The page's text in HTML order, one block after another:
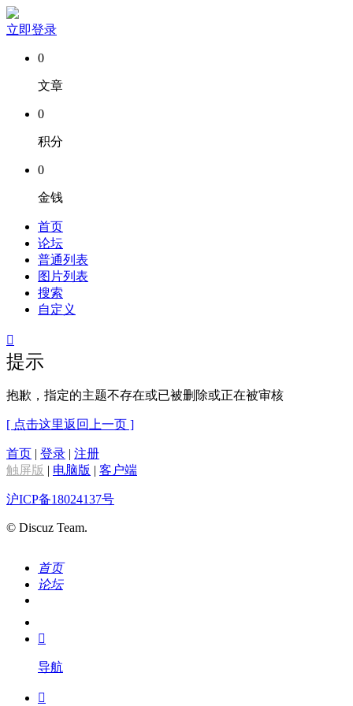
立即登录
0
文章
0
积分
0
金钱
首页
论坛
普通列表
图片列表
搜索
自定义

提示
抱歉，指定的主题不存在或已被删除或正在被审核
[ 点击这里返回上一页 ]
首页 | 登录 | 注册
触屏版 | 电脑版 | 客户端
沪ICP备18024137号
© Discuz Team.
首页
论坛
我的

导航
